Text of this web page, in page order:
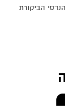
הביקורת